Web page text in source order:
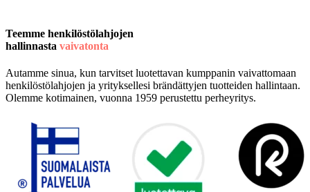
Teemme henkilöstölahjojen
hallinnasta vaivatonta
Autamme sinua, kun tarvitset luotettavan kumppanin vaivattomaan
henkilöstölahjojen ja yrityksellesi brändättyjen tuotteiden hallintaan.
Olemme kotimainen, vuonna 1959 perustettu perheyritys.